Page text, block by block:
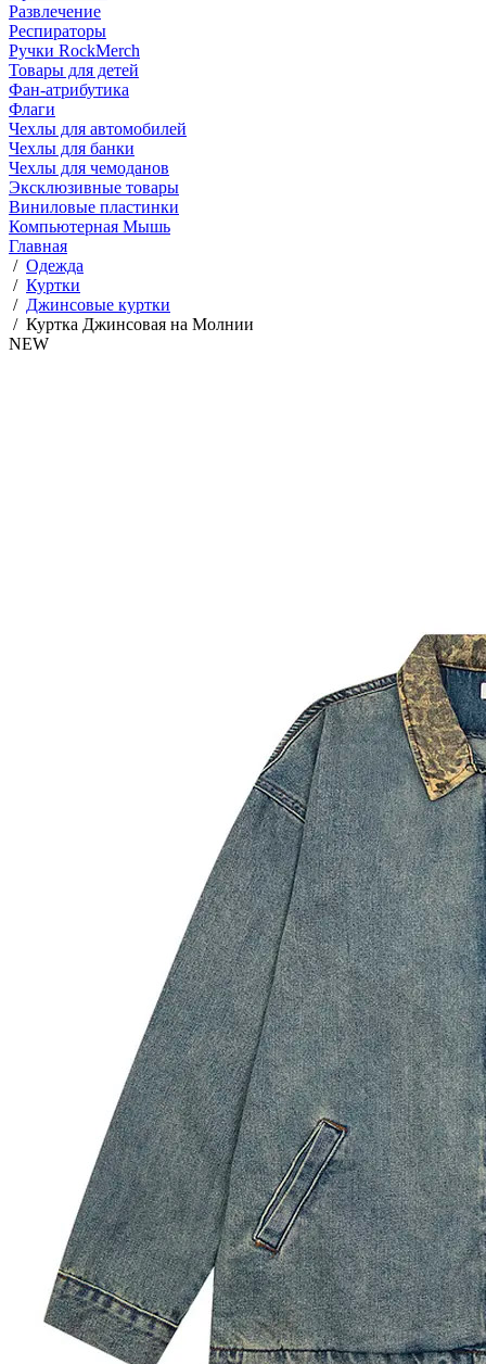
Развлечение
Респираторы
Ручки RockMerch
Товары для детей
Фан-атрибутика
Флаги
Чехлы для автомобилей
Чехлы для банки
Чехлы для чемоданов
Эксклюзивные товары
Виниловые пластинки
Компьютерная Мышь
Главная
/ Одежда
/ Куртки
/ Джинсовые куртки
/ Куртка Джинсовая на Молнии
NEW